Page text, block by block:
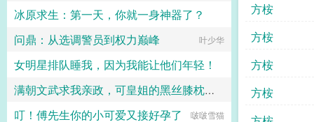
方桉
方桉
方桉
方桉
冰原求生：第一天，你就一身神器了？
奋斗小强
问鼎：从选调警员到权力巅峰 叶少华
女明星排队睡我，因为我能让他们年轻！
满朝文武求我亲政，可皇姐的黑丝膝枕和肥逼太舒服了
十六岁的阿宾
叮！傅先生你的小可爱又接好孕了 啵啵雪猫